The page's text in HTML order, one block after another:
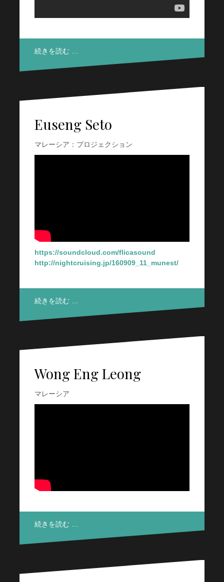
続きを読む …
Euseng Seto
マレーシア：プロジェクション
https://soundcloud.com/flicasound
http://nightcruising.jp/160909_11_munest/
続きを読む …
Wong Eng Leong
マレーシア
続きを読む …